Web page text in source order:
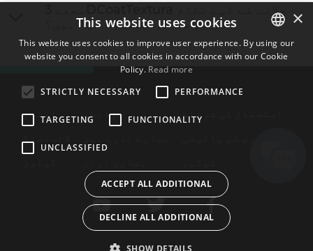
کی کم سے کم تفصیلات کیا ہیں؟
اسٹور رابطے
ENGLISH
×
This website uses cookies
This website uses cookies to improve user experience. By using our
website you consent to all cookies in accordance with our Cookie
Policy. Read more
STRICTLY NECESSARY
PERFORMANCE
TARGETING FUNCTIONALITY
UNCLASSIFIED
ACCEPT ALL ADDITIONAL
DECLINE ALL ADDITIONAL
SHOW DETAILS